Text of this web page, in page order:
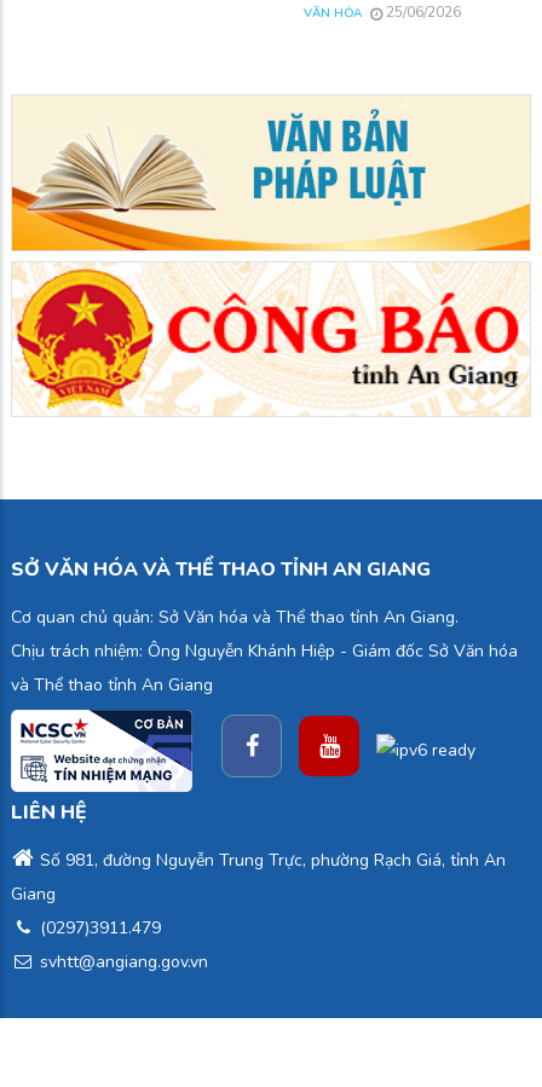
VĂN HÓA 25/06/2026
SỞ VĂN HÓA VÀ THỂ THAO TỈNH AN GIANG
Cơ quan chủ quản: Sở Văn hóa và Thể thao tỉnh An Giang.
Chịu trách nhiệm: Ông Nguyễn Khánh Hiệp - Giám đốc Sở Văn hóa
và Thể thao tỉnh An Giang
LIÊN HỆ
Số 981, đường Nguyễn Trung Trực, phường Rạch Giá, tỉnh An
Giang
(0297)3911.479
svhtt@angiang.gov.vn